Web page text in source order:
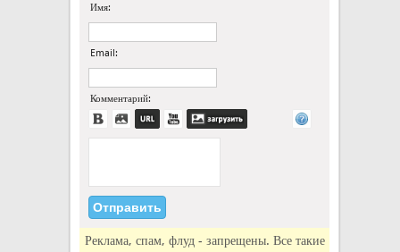
Имя:
Email:
Комментарий:
Реклама, спам, флуд - запрещены. Все такие